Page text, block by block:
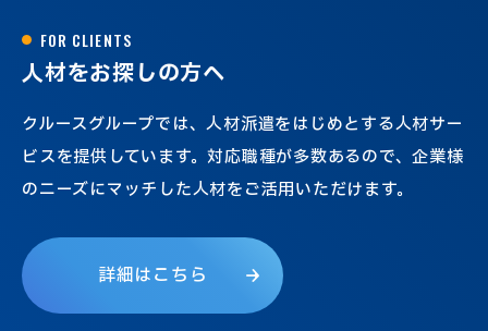
FOR CLIENTS
人材をお探しの方へ
クルースグループでは、人材派遣をはじめとする人材サー
ビスを提供しています。対応職種が多数あるので、企業様
のニーズにマッチした人材をご活用いただけます。
詳細はこち ら